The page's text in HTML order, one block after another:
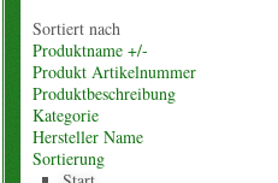
Konto
Warenkorb
Über uns
Sortiert nach
Produktname +/-
Produkt Artikelnummer
Produktbeschreibung
Kategorie
Hersteller Name
Sortierung